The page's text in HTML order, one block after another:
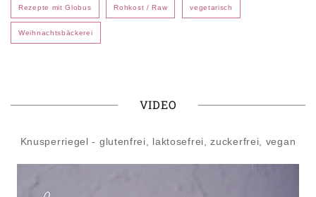
Rezepte mit Globus Rohkost / Raw vegetarisch
Weihnachtsbäckerei
VIDEO
Knusperriegel - glutenfrei, laktosefrei, zuckerfrei, vegan